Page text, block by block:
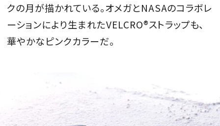
クの月が描かれている。オメガとNASAのコラボレ
ーションにより生まれたVELCRO®ストラップも、
華やかなピンクカラーだ。